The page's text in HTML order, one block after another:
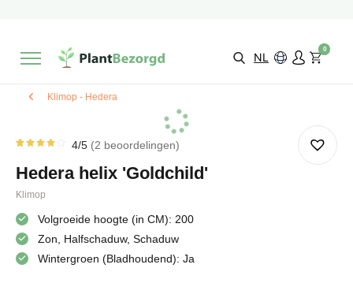
Kies zelf je
bezorgmoment & locatie NL
0
Klimop - Hedera
op 5
gebaseerd
klantbeoordelingen
4/5 2 beoordelingen
Hedera helix 'Goldchild'
Klimop
Volgroeide hoogte (in CM): 200
Zon, Halfschaduw, Schaduw
Wintergroen (Bladhoudend): Ja